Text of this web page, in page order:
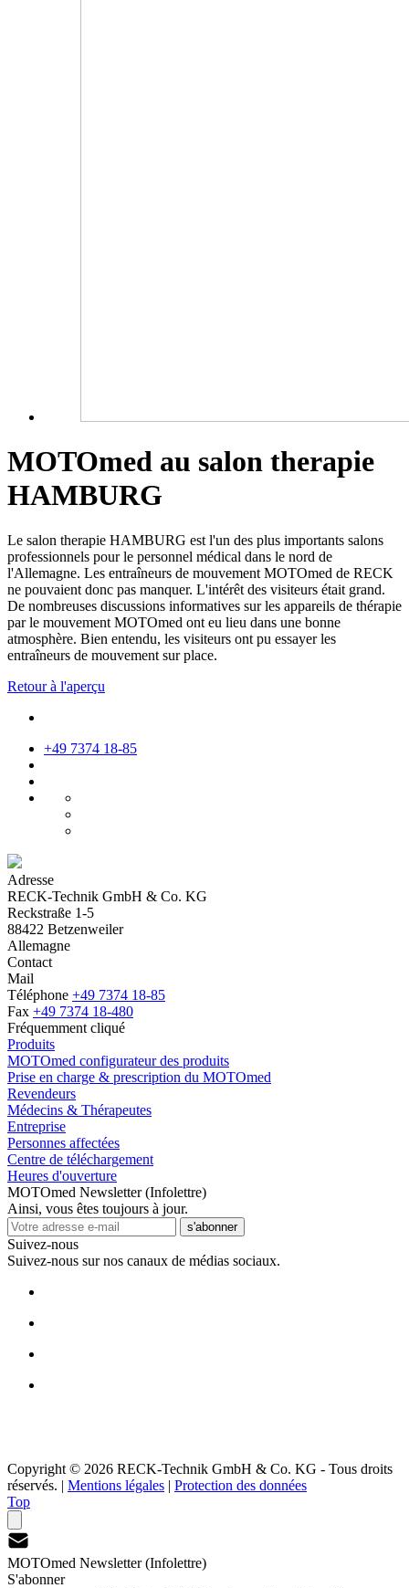
MOTOmed au salon therapie
HAMBURG
Le salon therapie HAMBURG est l'un des plus importants salons
professionnels pour le personnel médical dans le nord de
l'Allemagne. Les entraîneurs de mouvement MOTOmed de RECK
ne pouvaient donc pas manquer. L'intérêt des visiteurs était grand.
De nombreuses discussions informatives sur les appareils de thérapie
par le mouvement MOTOmed ont eu lieu dans une bonne
atmosphère. Bien entendu, les visiteurs ont pu essayer les
entraîneurs de mouvement sur place.
Retour à l'aperçu
+49 7374 18-85
Adresse
RECK-Technik GmbH & Co. KG
Reckstraße 1-5
88422 Betzenweiler
Allemagne
Contact
Mail
Téléphone +49 7374 18-85
Fax +49 7374 18-480
Fréquemment cliqué
Produits
MOTOmed configurateur des produits
Prise en charge & prescription du MOTOmed
Revendeurs
Médecins & Thérapeutes
Entreprise
Personnes affectées
Centre de téléchargement
Heures d'ouverture
MOTOmed Newsletter (Infolettre)
Ainsi, vous êtes toujours à jour.
s'abonner
Suivez-nous
Suivez-nous sur nos canaux de médias sociaux.
Copyright © 2026 RECK-Technik GmbH & Co. KG - Tous droits
réservés. | Mentions légales | Protection des données
Top
MOTOmed Newsletter (Infolettre)
S'abonner